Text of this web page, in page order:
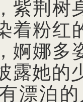
紫荆树
着粉红
婀娜多
露她的
漂泊